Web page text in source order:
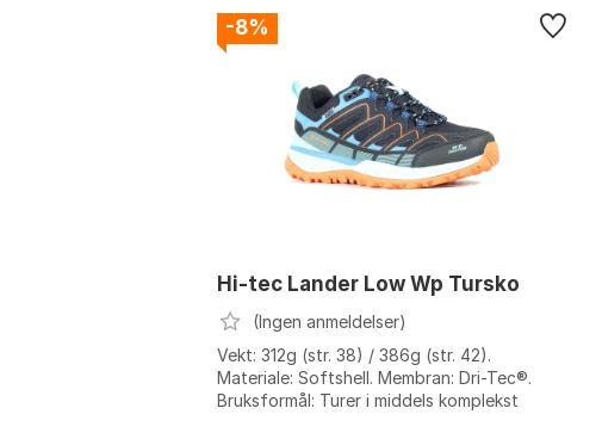
-8%
Hi-tec Lander Low Wp Tursko
(Ingen anmeldelser)
Vekt: 312g (str. 38) / 386g (str. 42).
Materiale: Softshell. Membran: Dri-Tec®.
Bruksformål: Turer i middels komplekst